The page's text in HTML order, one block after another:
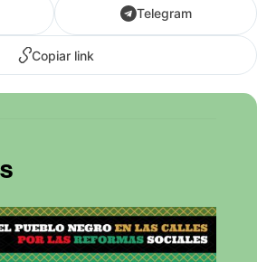
Telegram
Copiar link